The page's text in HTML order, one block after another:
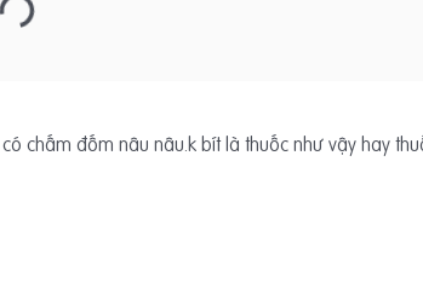
chấm đốm nâu nâu.k bít là thuốc như vậy hay